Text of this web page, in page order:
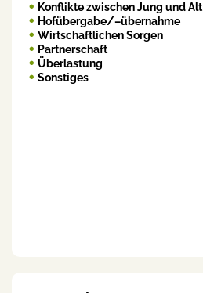
Konflikte zwischen Jung und Alt
Hofübergabe/–übernahme
Wirtschaftlichen Sorgen
Partnerschaft
Überlastung
Sonstiges